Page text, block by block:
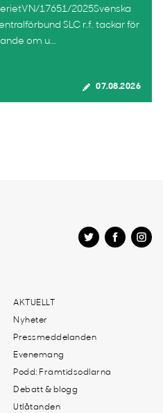
17651/2025Svenska
SLC r.f. tackar för
om u...
07.08.2026
AKTUELLT
Nyheter
Pressmeddelanden
Evenemang
Podd: Framtidsodlarna
Debatt & blogg
Utlåtanden